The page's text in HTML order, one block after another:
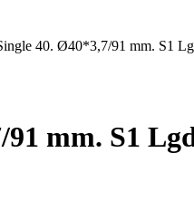
40. Ø40*3,7/91 mm. S1
mm. S1